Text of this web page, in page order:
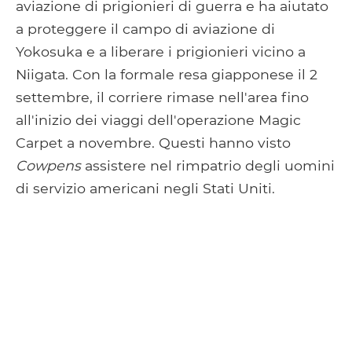
aviazione di prigionieri di guerra e ha aiutato
a proteggere il campo di aviazione di
Yokosuka e a liberare i prigionieri vicino a
Niigata. Con la formale resa giapponese il 2
settembre, il corriere rimase nell'area fino
all'inizio dei viaggi dell'operazione Magic
Carpet a novembre. Questi hanno visto
Cowpensassistere nel rimpatrio degli uomini
di servizio americani negli Stati Uniti.